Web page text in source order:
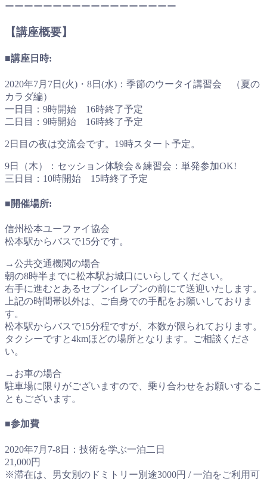
ーーーーーーーーーーーーーーーーーー
【講座概要】
■講座日時:
2020年7月7日(火)・8日(水)：季節のウータイ講習会 （夏の
カラダ編）
一日目：9時開始 16時終了予定
二日目：9時開始 16時終了予定
2日目の夜は交流会です。19時スタート予定。
9日（木）：セッション体験会＆練習会：単発参加OK!
三日目：10時開始 15時終了予定
■開催場所:
信州松本ユーファイ協会
松本駅からバスで15分です。
→公共交通機関の場合
朝の8時半までに松本駅お城口にいらしてください。
右手に進むとあるセブンイレブンの前にて送迎いたします。
上記の時間帯以外は、ご自身での手配をお願いしておりま
す。
松本駅からバスで15分程ですが、本数が限られております。
タクシーですと4kmほどの場所となります。ご相談くださ
い。
→お車の場合
駐車場に限りがございますので、乗り合わせをお願いするこ
ともございます。
■参加費
2020年7月7-8日：技術を学ぶ一泊二日
21,000円
※滞在は、男女別のドミトリー別途3000円 / 一泊をご利用可